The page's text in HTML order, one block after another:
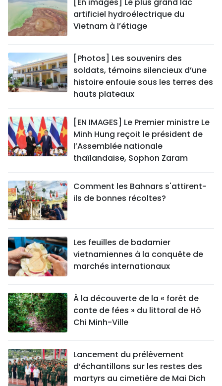
artificiel hydroélectrique du
Vietnam à l’étiage
[Photos] Les souvenirs des
soldats, témoins silencieux d’une
histoire enfouie sous les terres des
hauts plateaux
[EN IMAGES] Le Premier ministre Le
Minh Hung reçoit le président de
l’Assemblée nationale
thaïlandaise, Sophon Zaram
Comment les Bahnars s'attirent-
ils de bonnes récoltes?
Les feuilles de badamier
vietnamiennes à la conquête de
marchés internationaux
À la découverte de la « forêt de
conte de fées » du littoral de Hô
Chi Minh-Ville
Lancement du prélèvement
d’échantillons sur les restes des
martyrs au cimetière de Mai Dich